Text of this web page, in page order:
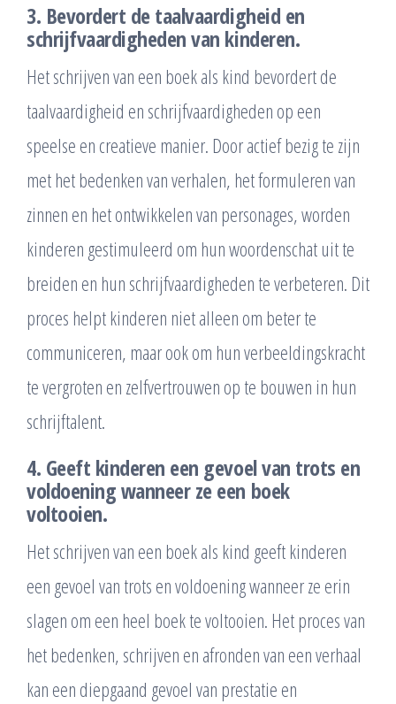
3. Bevordert de taalvaardigheid en
schrijfvaardigheden van kinderen.
Het schrijven van een boek als kind bevordert de
taalvaardigheid en schrijfvaardigheden op een
speelse en creatieve manier. Door actief bezig te zijn
met het bedenken van verhalen, het formuleren van
zinnen en het ontwikkelen van personages, worden
kinderen gestimuleerd om hun woordenschat uit te
breiden en hun schrijfvaardigheden te verbeteren. Dit
proces helpt kinderen niet alleen om beter te
communiceren, maar ook om hun verbeeldingskracht
te vergroten en zelfvertrouwen op te bouwen in hun
schrijftalent.
4. Geeft kinderen een gevoel van trots en
voldoening wanneer ze een boek
voltooien.
Het schrijven van een boek als kind geeft kinderen
een gevoel van trots en voldoening wanneer ze erin
slagen om een heel boek te voltooien. Het proces van
het bedenken, schrijven en afronden van een verhaal
kan een diepgaand gevoel van prestatie en